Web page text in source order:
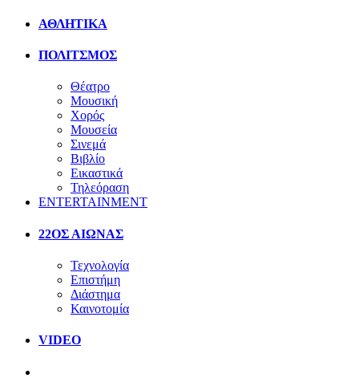
ΑΘΛΗΤΙΚΑ
ΠΟΛΙΤΣΜΟΣ
Θέατρο
Μουσική
Χορός
Μουσεία
Σινεμά
Βιβλίο
Εικαστικά
Τηλεόραση
ENTERTAINMENT
22ΟΣ ΑΙΩΝΑΣ
Τεχνολογία
Επιστήμη
Διάστημα
Καινοτομία
VIDEO